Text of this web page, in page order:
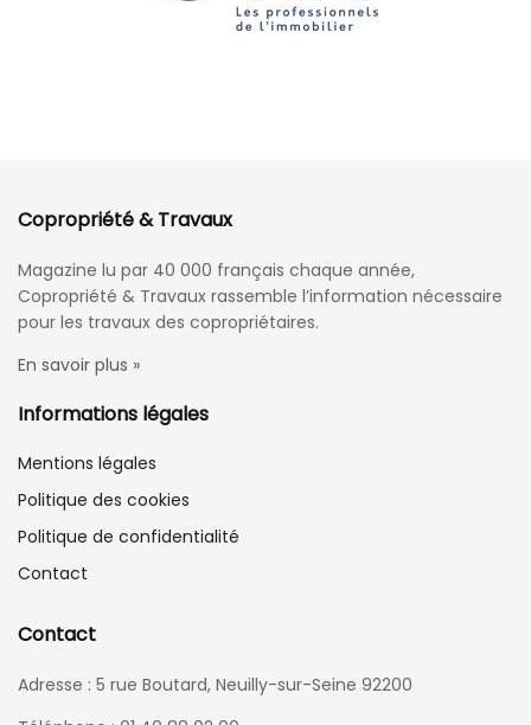
Copropriété & Travaux
Magazine lu par 40 000 français chaque année,
Copropriété & Travaux rassemble l’information nécessaire
pour les travaux des copropriétaires.
En savoir plus »
Informations légales
Mentions légales
Politique des cookies
Politique de confidentialité
Contact
Contact
Adresse : 5 rue Boutard, Neuilly-sur-Seine 92200